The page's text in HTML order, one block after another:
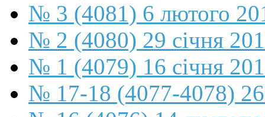
№ 3 (4081) 6 лютого
№ 2 (4080) 29 січня
№ 1 (4079) 16 січня
№ 17-18 (4077-4078) 26